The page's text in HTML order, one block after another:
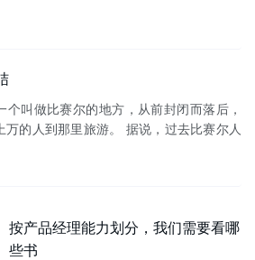
动时，曰做典范者。故说，书法家是用文
者...
叫做比赛尔的地方，从前封闭而落后，
的人到那里旅游。 据说，过去比赛尔人
的土地，不是他们不愿意离开，而是尝试
按产品经理能力划分，我们需要看哪
些书